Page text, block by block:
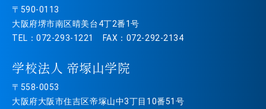
〒590-0113
大阪府堺市南区晴美台4丁2番1号
TEL：072-293-1221 FAX：072-292-2134
学校法人 帝塚山学院
〒558-0053
大阪府大阪市住吉区帝塚山中3丁目10番51号